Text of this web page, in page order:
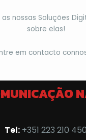
nossas Soluções
sobre elas!
em contacto
Tel: +351 223 210 450